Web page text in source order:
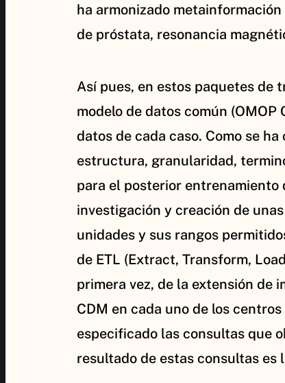
ha armonizado
de próstata, resonancia
Así pues, en estos paquetes de
modelo de datos común
datos de cada caso. Como se
estructura, granularidad,
para el posterior entrenamiento
investigación y creación de
unidades y sus rangos
de ETL (Extract, Transform,
primera vez, de la extensión de
CDM en cada uno de los
especificado las consultas que
resultado de estas consultas es